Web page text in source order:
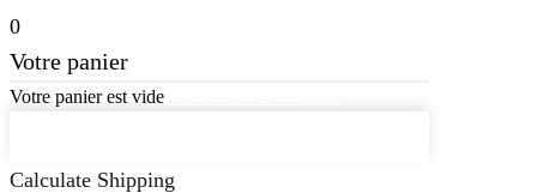
0
Votre panier
Votre panier est vide
Calculate Shipping